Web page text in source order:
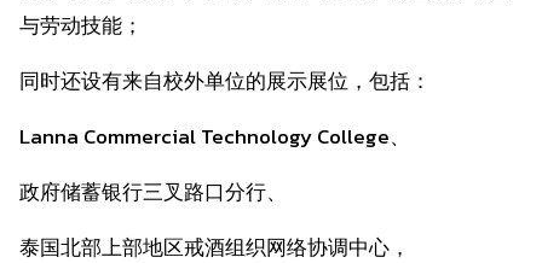
与劳动技能；
同时还设有来自校外单位的展示展位，包括：
Lanna Commercial Technology College、
政府储蓄银行三叉路口分行、
泰国北部上部地区戒酒组织网络协调中心，